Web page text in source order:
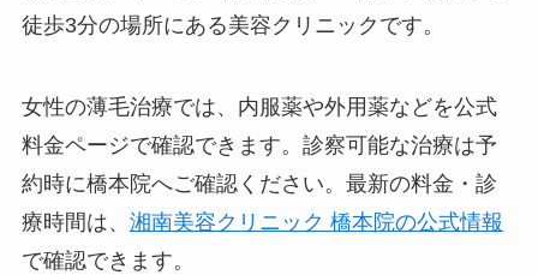
徒歩3分の場所にある美容クリニックです。
女性の薄毛治療では、内服薬や外用薬などを公式
料金ページで確認できます。診察可能な治療は予
約時に橋本院へご確認ください。最新の料金・診
療時間は、 湘南美容クリニック 橋本院の公式情報
で確認できます。